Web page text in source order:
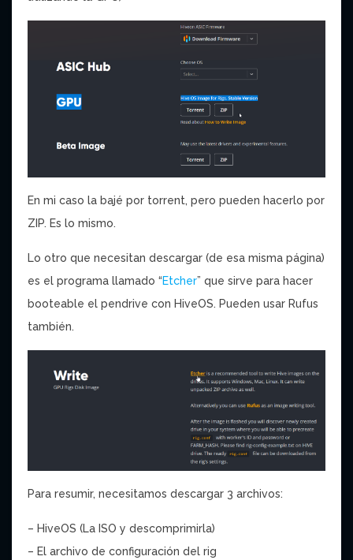
En mi caso la bajé por torrent, pero pueden hacerlo por
ZIP. Es lo mismo.
Lo otro que necesitan descargar (de esa misma página)
es el programa llamado “Etcher” que sirve para hacer
booteable el pendrive con HiveOS. Pueden usar Rufus
también.
Para resumir, necesitamos descargar 3 archivos:
– HiveOS (La ISO y descomprimirla)
– El archivo de configuración del rig